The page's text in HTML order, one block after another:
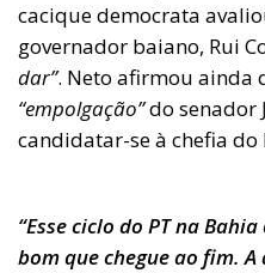
cacique democrata
governador baiano, Rui
dar”. Neto afirmou ainda
“empolgação”do senador
candidatar-se à chefia do
“Esse ciclo do PT na
bom que chegue ao fim.